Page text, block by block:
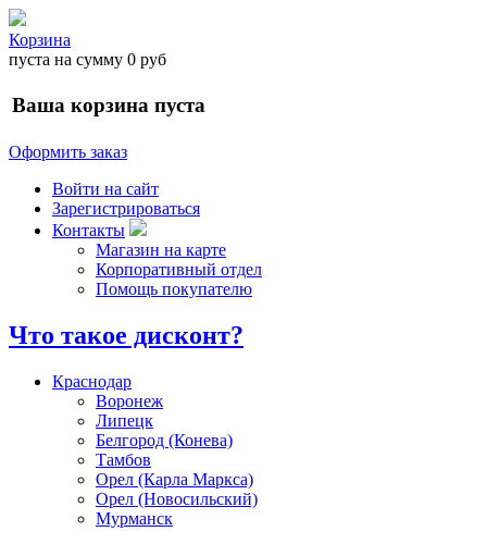
Корзина
пуста на сумму 0 руб
Ваша корзина пуста
Оформить заказ
Войти на сайт
Зарегистрироваться
Контакты
Магазин на карте
Корпоративный отдел
Помощь покупателю
Что такое дисконт?
Краснодар
Воронеж
Липецк
Белгород (Конева)
Тамбов
Орел (Карла Маркса)
Орел (Новосильский)
Мурманск